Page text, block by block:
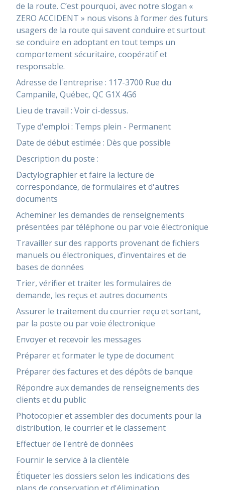
de la route. C’est pourquoi, avec notre slogan «
ZERO ACCIDENT » nous visons à former des futurs
usagers de la route qui savent conduire et surtout
se conduire en adoptant en tout temps un
comportement sécuritaire, coopératif et
responsable.
Adresse de l'entreprise : 117-3700 Rue du
Campanile, Québec, QC G1X 4G6
Lieu de travail : Voir ci-dessus.
Type d'emploi : Temps plein - Permanent
Date de début estimée : Dès que possible
Description du poste :
Dactylographier et faire la lecture de
correspondance, de formulaires et d'autres
documents
Acheminer les demandes de renseignements
présentées par téléphone ou par voie électronique
Travailler sur des rapports provenant de fichiers
manuels ou électroniques, d’inventaires et de
bases de données
Trier, vérifier et traiter les formulaires de
demande, les reçus et autres documents
Assurer le traitement du courrier reçu et sortant,
par la poste ou par voie électronique
Envoyer et recevoir les messages
Préparer et formater le type de document
Préparer des factures et des dépôts de banque
Répondre aux demandes de renseignements des
clients et du public
Photocopier et assembler des documents pour la
distribution, le courrier et le classement
Effectuer de l'entré de données
Fournir le service à la clientèle
Étiqueter les dossiers selon les indications des